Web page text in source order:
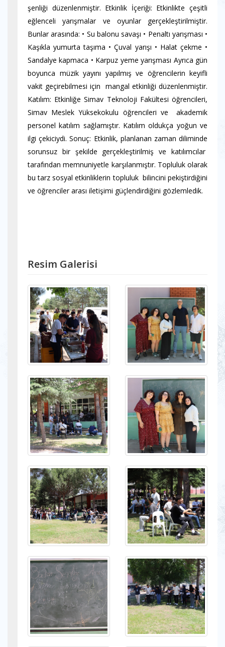
şenliği düzenlenmiştir. Etkinlik İçeriği: Etkinlikte çeşitli
eğlenceli yarışmalar ve oyunlar gerçekleştirilmiştir.
Bunlar arasında: • Su balonu savaşı • Penaltı yarışması •
Kaşıkla yumurta taşıma • Çuval yarışı • Halat çekme •
Sandalye kapmaca • Karpuz yeme yarışması Ayrıca gün
boyunca müzik yayını yapılmış ve öğrencilerin keyifli
vakit geçirebilmesi için mangal etkinliği düzenlenmiştir.
Katılım: Etkinliğe Simav Teknoloji Fakültesi öğrencileri,
Simav Meslek Yüksekokulu öğrencileri ve akademik
personel katılım sağlamıştır. Katılım oldukça yoğun ve
ilgi çekiciydi. Sonuç: Etkinlik, planlanan zaman diliminde
sorunsuz bir şekilde gerçekleştirilmiş ve katılımcılar
tarafından memnuniyetle karşılanmıştır. Topluluk olarak
bu tarz sosyal etkinliklerin topluluk bilincini pekiştirdiğini
ve öğrenciler arası iletişimi güçlendirdiğini gözlemledik.
Resim Galerisi